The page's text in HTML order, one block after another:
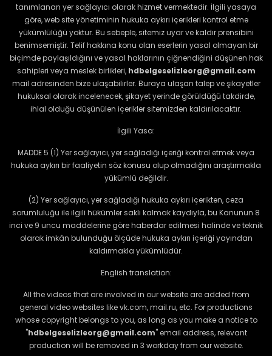
tanımlanan yer sağlayıcı olarak hizmet vermektedir. İlgili yasaya
göre, web site yönetiminin hukuka aykırı içerikleri kontrol etme
yükümlülüğü yoktur. Bu sebeple, sitemiz uyar ve kaldır prensibini
benimsemiştir. Telif hakkına konu olan eserlerin yasal olmayan bir
biçimde paylaşıldığını ve yasal haklarının çiğnendiğini düşünen hak
sahipleri veya meslek birlikleri, hdbelgeselizleorg@gmail.com
mail adresinden bize ulaşabilirler. Buraya ulaşan talep ve şikayetler
hukuksal olarak incelenecek, şikayet yerinde görüldüğü takdirde,
ihlal olduğu düşünülen içerikler sitemizden kaldırılacaktır.
İlgili Yasa:
MADDE 5 (1) Yer sağlayıcı, yer sağladığı içeriği kontrol etmek veya
hukuka aykırı bir faaliyetin söz konusu olup olmadığını araştırmakla
yükümlü değildir.
(2) Yer sağlayıcı, yer sağladığı hukuka aykırı içerikten, ceza
sorumluluğu ile ilgili hükümler saklı kalmak kaydıyla, bu Kanunun 8
inci ve 9 uncu maddelerine göre haberdar edilmesi halinde ve teknik
olarak imkân bulunduğu ölçüde hukuka aykırı içeriği yayından
kaldırmakla yükümlüdür.
English translation:
All the videos that are involved in our website are added from
general video websites like vk.com, mail.ru, etc. For productions
whose copyright belongs to you, as long as you make a notice to
"hdbelgeselizleorg@gmail.com" email address, relevant
production will be removed in 3 workday from our website.